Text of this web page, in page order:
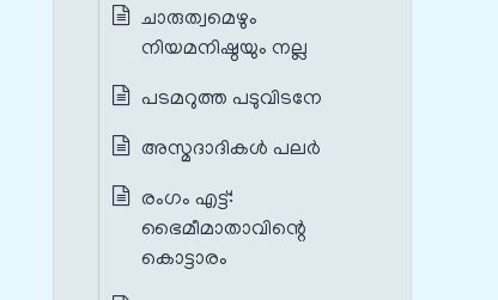
ചാരുത്വമെഴും
നിയമനിഷ്ഠയും നല്ല
പടമറുത്ത പടുവിടനേ
അസ്മദാദികൾ പലർ
രംഗം എട്ട്‌:
ഭൈമീമാതാവിന്റെ
കൊട്ടാരം